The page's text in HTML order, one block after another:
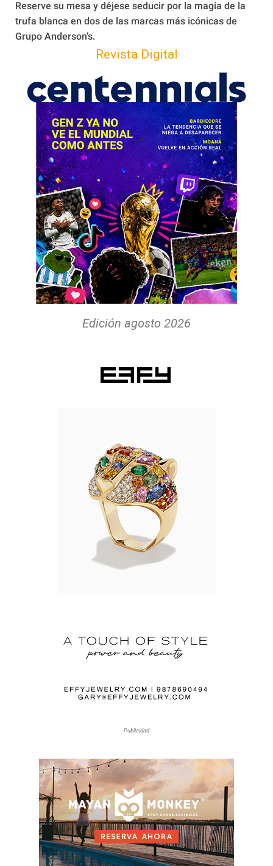
Reserve su mesa y déjese seducir por la magia de la
trufa blanca en dos de las marcas más icónicas de
Grupo Anderson’s.
Revista Digital
Edición agosto 2026
Publicidad